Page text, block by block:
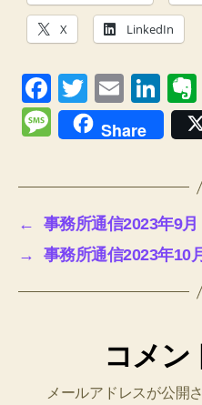
X LinkedIn
F
a
c
o
o
k
T
wi
tt
E
m
ail
Li
n
k
n
M
ss
a
g
e
Share
←
事務所通信2023年9月
→
事務所通信2023年10月
コメン
メールアドレスが公開